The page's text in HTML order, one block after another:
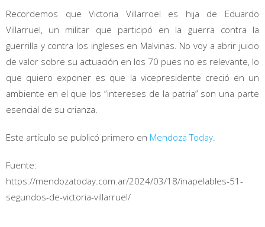
Recordemos que Victoria Villarroel es hija de Eduardo
Villarruel, un militar que participó en la guerra contra la
guerrilla y contra los ingleses en Malvinas. No voy a abrir juicio
de valor sobre su actuación en los 70 pues no es relevante, lo
que quiero exponer es que la vicepresidente creció en un
ambiente en el que los “intereses de la patria” son una parte
esencial de su crianza.
Este artículo se publicó primero en Mendoza Today
Fuente:
https://mendozatoday.com.ar/2024/03/18/inapelables-51-
segundos-de-victoria-villarruel/